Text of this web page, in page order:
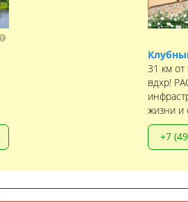
31 км
вдхр!
жизни и
+7